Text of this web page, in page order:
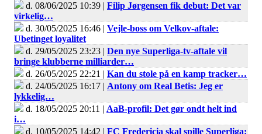
d. 08/06/2025 10:39 | Filip Jørgensen fik debut: Det var
virkelig…
d. 30/05/2025 16:46 | Vejle-boss om Velkov-aftale:
Ubetinget loyalitet
d. 29/05/2025 23:23 | Den nye Superliga-tv-aftale vil
bringe klubberne milliarder…
d. 26/05/2025 22:21 | Kan du stole på en kamp tracker…
d. 24/05/2025 16:17 | Antony om Real Betis: Jeg er
lykkelig…
d. 18/05/2025 20:11 | AaB-profil: Det gør ondt helt ind
i…
d. 10/05/2025 14:42 | FC Fredericia skal spille Superliga: